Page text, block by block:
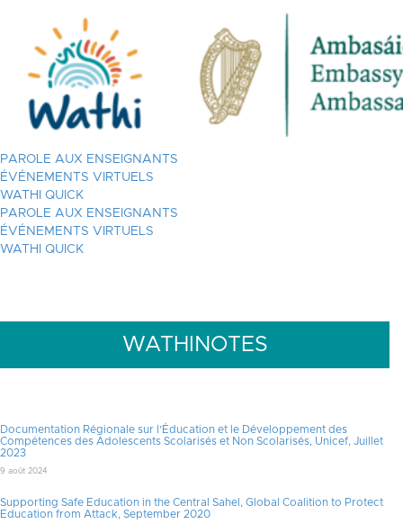
PAROLE AUX ENSEIGNANTS
ÉVÉNEMENTS VIRTUELS
WATHI QUICK
PAROLE AUX ENSEIGNANTS
ÉVÉNEMENTS VIRTUELS
WATHI QUICK
WATHINOTES
Documentation Régionale sur l’Éducation et le Développement des
Compétences des Adolescents Scolarisés et Non Scolarisés, Unicef, Juillet
2023
9 août 2024
Supporting Safe Education in the Central Sahel, Global Coalition to Protect
Education from Attack, September 2020